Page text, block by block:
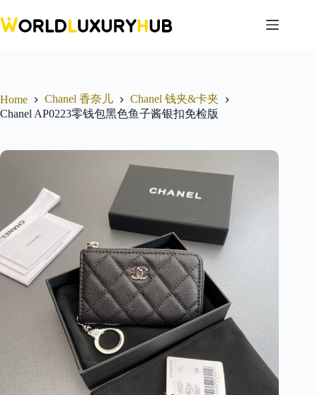
to
content
Home Chanel 香奈儿
Chanel 钱夹&卡夹
Chanel AP0223零钱包黑色鱼子酱银扣免检版